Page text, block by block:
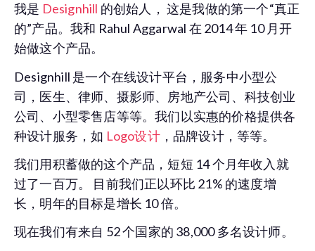
我是 Designhill 的创始人， 这是我做的第一个“真正
的”产品。我和 Rahul Aggarwal 在 2014 年 10 月开
始做这个产品。
Designhill 是一个在线设计平台，服务中小型公
司，医生、律师、摄影师、房地产公司、科技创业
公司、小型零售店等等。我们以实惠的价格提供各
种设计服务，如 Logo设计，品牌设计，等等。
我们用积蓄做的这个产品，短短 14 个月年收入就
过了一百万。 目前我们正以环比 21% 的速度增
长，明年的目标是增长 10 倍。
现在我们有来自 52 个国家的 38,000 多名设计师。